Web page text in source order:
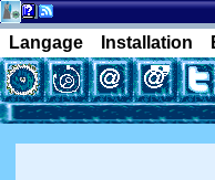
Langage
Installation